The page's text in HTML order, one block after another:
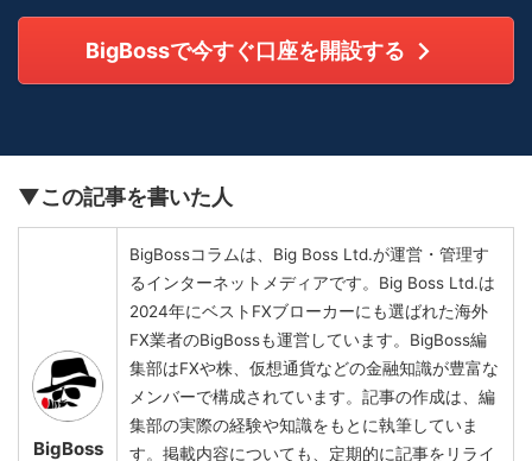
BigBossで今すぐ口座を開設する
▼この記事を書いた人
BigBoss
BigBossコラムは、Big Boss Ltd.が運営・管理す
るインターネットメディアです。Big Boss Ltd.は
2024年にベストFXブローカーにも選ばれた海外
FX業者のBigBossも運営しています。BigBoss編
集部はFXや株、仮想通貨などの金融知識が豊富な
メンバーで構成されています。記事の作成は、編
集部の実際の経験や知識をもとに執筆していま
す。掲載内容についても、定期的に記事をリライ